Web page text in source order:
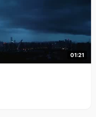
01:21